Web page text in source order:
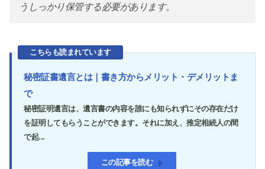
うしっかり保管する必要があります。
こちらも読まれています
秘密証書遺言とは｜書き方からメリット・デメリットま
で
秘密証明遺言は、遺言書の内容を誰にも知られずにその存在だけ
を証明してもらうことができます。それに加え、推定相続人の間
で起...
この記事を読む